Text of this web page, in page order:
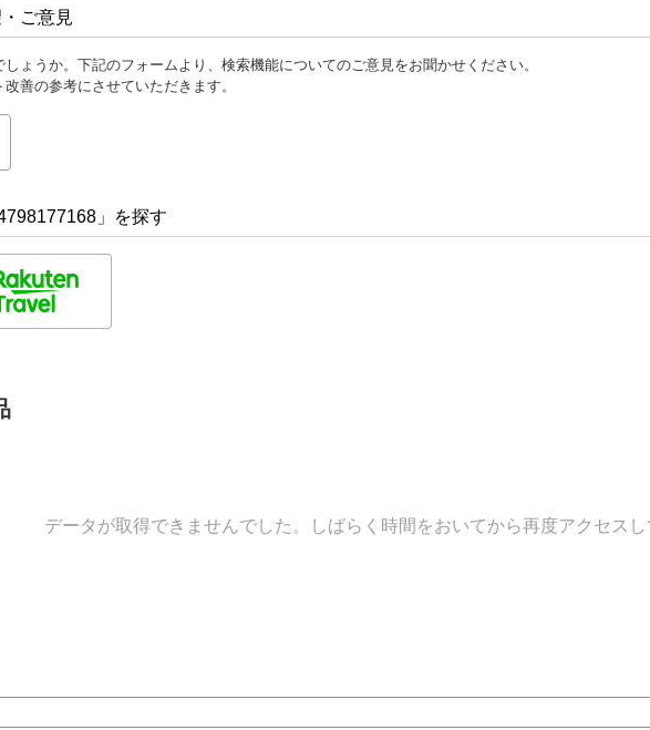
ご意見
ょうか。下記のフォームより、検索機能についてのご意見をお聞かせください。
善の参考にさせていただきます。
」を探す
データが取得できませんでした。しばらく時間をおいてから再度アクセスし